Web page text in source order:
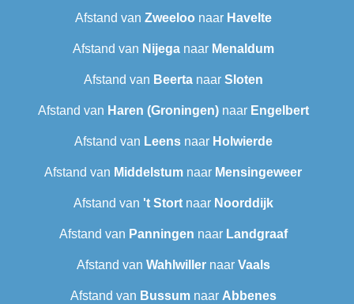
Afstand van Zweeloo naar Havelte
Afstand van Nijeganaar Menaldum
Afstand van Beertanaar Sloten
Afstand van Haren (Groningen)naar Engelbert
Afstand van Leensnaar Holwierde
Afstand van Middelstum naar Mensingeweer
Afstand van 't Stortnaar Noorddijk
Afstand van Panningen naar Landgraaf
Afstand van Wahlwillernaar Vaals
Afstand van Bussumnaar Abbenes